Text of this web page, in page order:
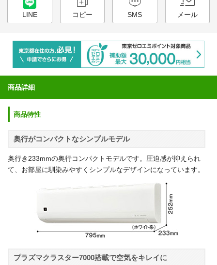
LINE コピー SMS メール
商品詳細
商品特性
奥行がコンパクトなシンプルモデル
奥行き233mmの奥行コンパクトモデルです。圧迫感が抑えられ
て、お部屋に馴染みやすくシンプルなデザインになっています。
プラズマクラスター7000搭載で空気をキレイに